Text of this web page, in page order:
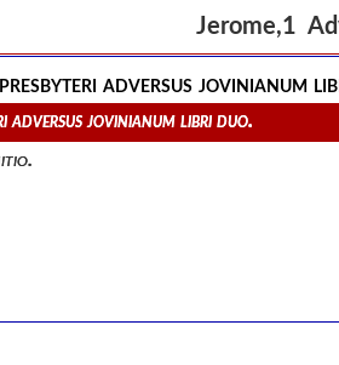
Jerome,1
de perpetua virginitate b. mariae,
adversus jovinianum
adversus jovinianum libri duo.